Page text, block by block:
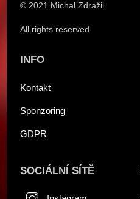
© 2021 Michal Zdražil
All rights reserved
INFO
Kontakt
Sponzoring
GDPR
SOCIÁLNÍ SÍTĚ